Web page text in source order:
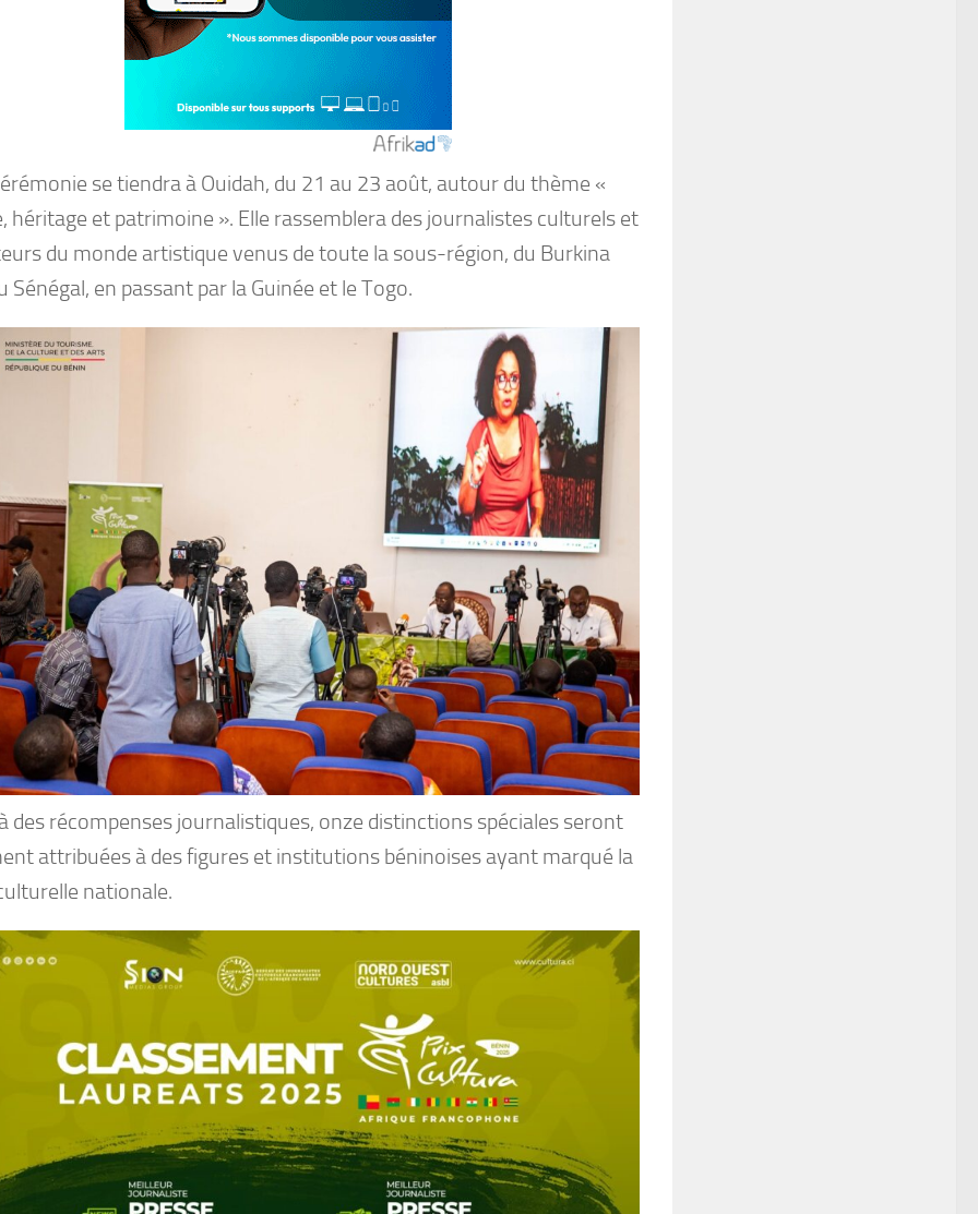
se tiendra à Ouidah, du 21 au 23 août, autour du thème «
héritage et patrimoine ». Elle rassemblera des journalistes culturels et
du monde artistique venus de toute la sous-région, du Burkina
Sénégal, en passant par la Guinée et le Togo.
des récompenses journalistiques, onze distinctions spéciales seront
attribuées à des figures et institutions béninoises ayant marqué la
nationale.